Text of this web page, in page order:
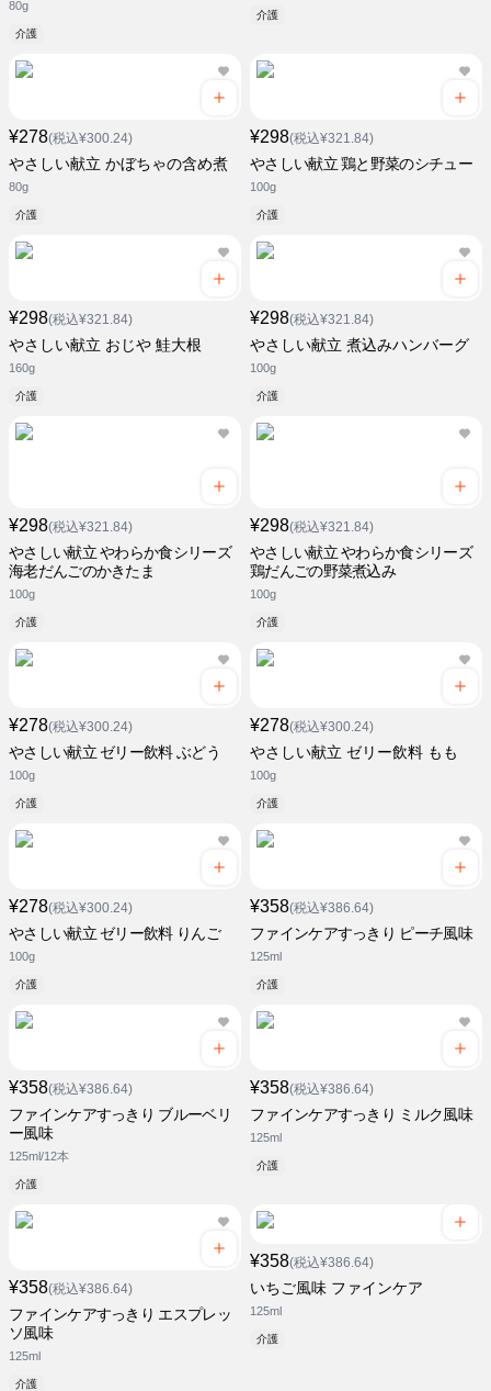
80g
介護
介護
¥278(税込¥300.24)
やさしい献立 かぼちゃの含め煮
80g
介護
¥298(税込¥321.84)
やさしい献立 鶏と野菜のシチュー
100g
介護
¥298(税込¥321.84)
やさしい献立 おじや 鮭大根
160g
介護
¥298(税込¥321.84)
やさしい献立 煮込みハンバーグ
100g
介護
¥298(税込¥321.84)
やさしい献立 やわらか食シリーズ
海老だんごのかきたま
100g
介護
¥298(税込¥321.84)
やさしい献立 やわらか食シリーズ
鶏だんごの野菜煮込み
100g
介護
¥278(税込¥300.24)
やさしい献立 ゼリー飲料 ぶどう
100g
介護
¥278(税込¥300.24)
やさしい献立 ゼリー飲料 もも
100g
介護
¥278(税込¥300.24)
やさしい献立 ゼリー飲料 りんご
100g
介護
¥358(税込¥386.64)
ファインケアすっきり ピーチ風味
125ml
介護
¥358(税込¥386.64)
ファインケアすっきり ブルーベリ
ー風味
125ml/12本
介護
¥358(税込¥386.64)
ファインケアすっきり ミルク風味
125ml
介護
¥358(税込¥386.64)
ファインケアすっきり エスプレッ
ソ風味
125ml
介護
¥358(税込¥386.64)
いちご風味 ファインケア
125ml
介護